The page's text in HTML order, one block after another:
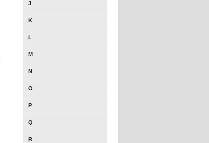
J
K
L
M
N
O
P
Q
R